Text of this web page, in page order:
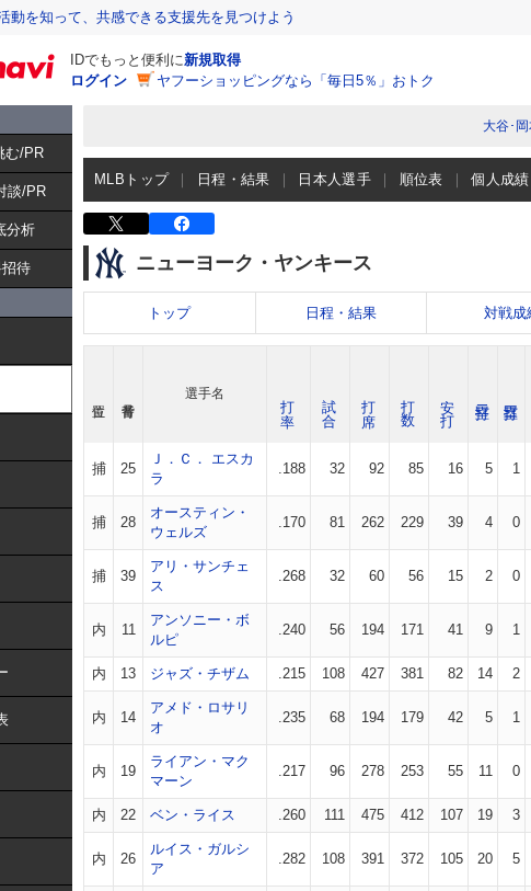
動を知って、共感できる支援先を見つけよう
IDでもっと便利に新規取得
ログイン
ヤフーショッピングなら「毎日5％」おトク
む/PR
談/PR
分析
待
大谷･
MLBトップ 日程・結果 日本人選手 順位表 個人成績
ニューヨーク・ヤンキース
トップ 日程・結果 対戦成
選手名
捕 25
Ｊ．Ｃ． エスカ
ラ
.188 32 92 85 16 5 1
捕 28
オースティン・
ウェルズ
.170 81 262 229 39 4 0
捕 39
アリ・サンチェ
ス
.268 32 60 56 15 2 0
内 11
アンソニー・ボ
ルピ
.240 56 194 171 41 9 1
内 13 ジャズ・チザム .215 108 427 381 82 14 2
内 14
アメド・ロサリ
オ
.235 68 194 179 42 5 1
内 19
ライアン・マク
マーン
.217 96 278 253 55 11 0
内 22 ベン・ライス .260 111 475 412 107 19 3
内 26
ルイス・ガルシ
ア
.282 108 391 372 105 20 5